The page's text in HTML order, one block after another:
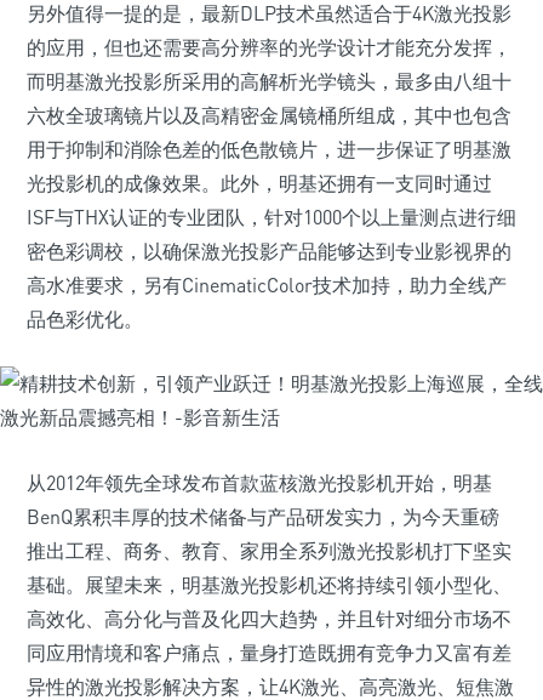
另外值得一提的是，最新DLP技术虽然适合于4K激光投影
的应用，但也还需要高分辨率的光学设计才能充分发挥，
而明基激光投影所采用的高解析光学镜头，最多由八组十
六枚全玻璃镜片以及高精密金属镜桶所组成，其中也包含
用于抑制和消除色差的低色散镜片，进一步保证了明基激
光投影机的成像效果。此外，明基还拥有一支同时通过
ISF与THX认证的专业团队，针对1000个以上量测点进行细
密色彩调校，以确保激光投影产品能够达到专业影视界的
高水准要求，另有CinematicColor技术加持，助力全线产
品色彩优化。
从2012年领先全球发布首款蓝核激光投影机开始，明基
BenQ累积丰厚的技术储备与产品研发实力，为今天重磅
推出工程、商务、教育、家用全系列激光投影机打下坚实
基础。展望未来，明基激光投影机还将持续引领小型化、
高效化、高分化与普及化四大趋势，并且针对细分市场不
同应用情境和客户痛点，量身打造既拥有竞争力又富有差
异性的激光投影解决方案，让4K激光、高亮激光、短焦激